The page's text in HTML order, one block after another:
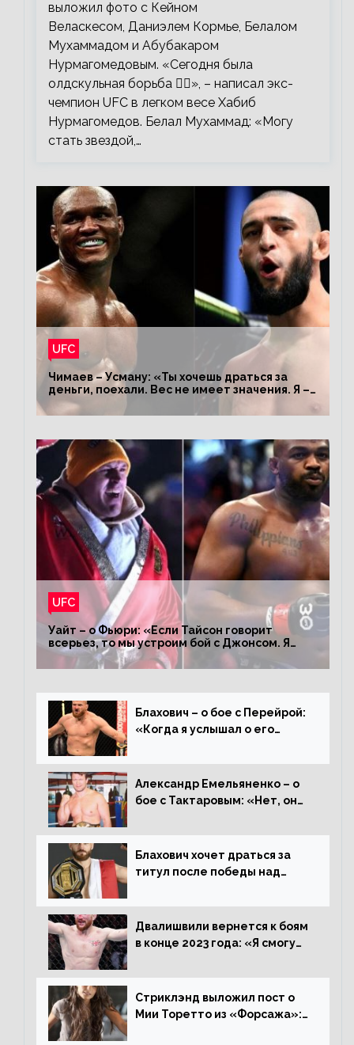
выложил фото с Кейном
Веласкесом, Даниэлем Кормье, Белалом
Мухаммадом и Абубакаром
Нурмагомедовым. «Сегодня была
олдскульная борьба 🤼‍♂️», – написал экс-
чемпион UFC в легком весе Хабиб
Нурмагомедов. Белал Мухаммад: «Могу
стать звездой,…
UFC
Чимаев – Усману: «Ты хочешь драться за
деньги, поехали. Вес не имеет значения. Я –
король»
UFC
Уайт – о Фьюри: «Если Тайсон говорит
всерьез, то мы устроим бой с Джонсом. Я
заставил Флойда Мейвезера драться с
Конором»
Блахович – о бое с Перейрой:
«Когда я услышал о его
драться с ним»
Александр Емельяненко – о
бое с Тактаровым: «Нет, он
Блахович хочет драться за
титул после победы над
увезти пояс в Польшу»
Двалишвили вернется к боям
в конце 2023 года: «Я смогу
Стриклэнд выложил пост о
Мии Торетто из «Форсажа»: